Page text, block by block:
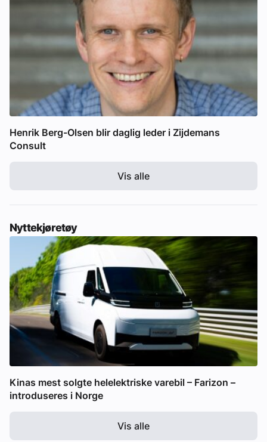
Henrik Berg-Olsen blir daglig leder i Zijdemans
Consult
Vis alle
Nyttekjøretøy
Kinas mest solgte helelektriske varebil – Farizon –
introduseres i Norge
Vis alle